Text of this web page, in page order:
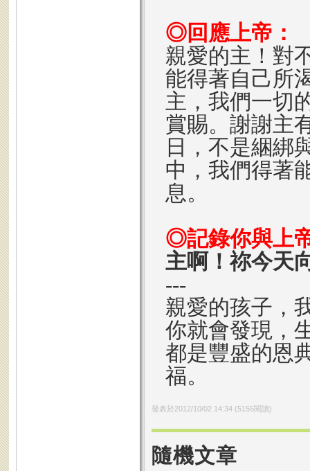
◎回應上帝：
親愛的主！對
能得著自己所
主，我們一切
賞賜。謝謝主
日，不是綑綁
中，我們得著
息。
◎記錄你與上
主啊！祢今天
---
親愛的孩子，
你就會發現，
都是豐盛的恩
福。
發表於2012/10/02 14:34(5155閱讀)
隨機文章